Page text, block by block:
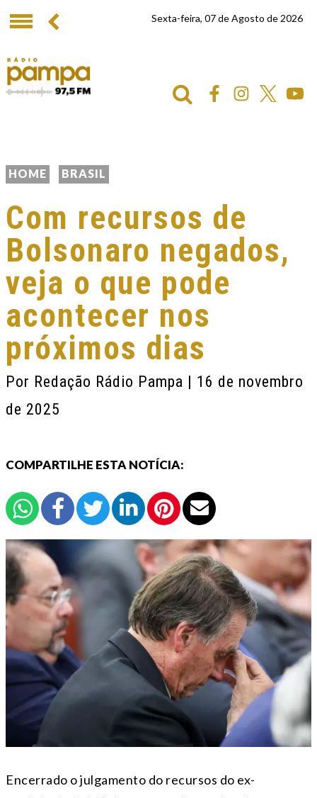
Sexta-feira, 07 de Agosto de 2026
HOME BRASIL
Com recursos de
Bolsonaro negados,
veja o que pode
acontecer nos
próximos dias
Por Redação Rádio Pampa | 16 de novembro
de 2025
COMPARTILHE ESTA NOTÍCIA:
Encerrado o julgamento do recursos do ex-